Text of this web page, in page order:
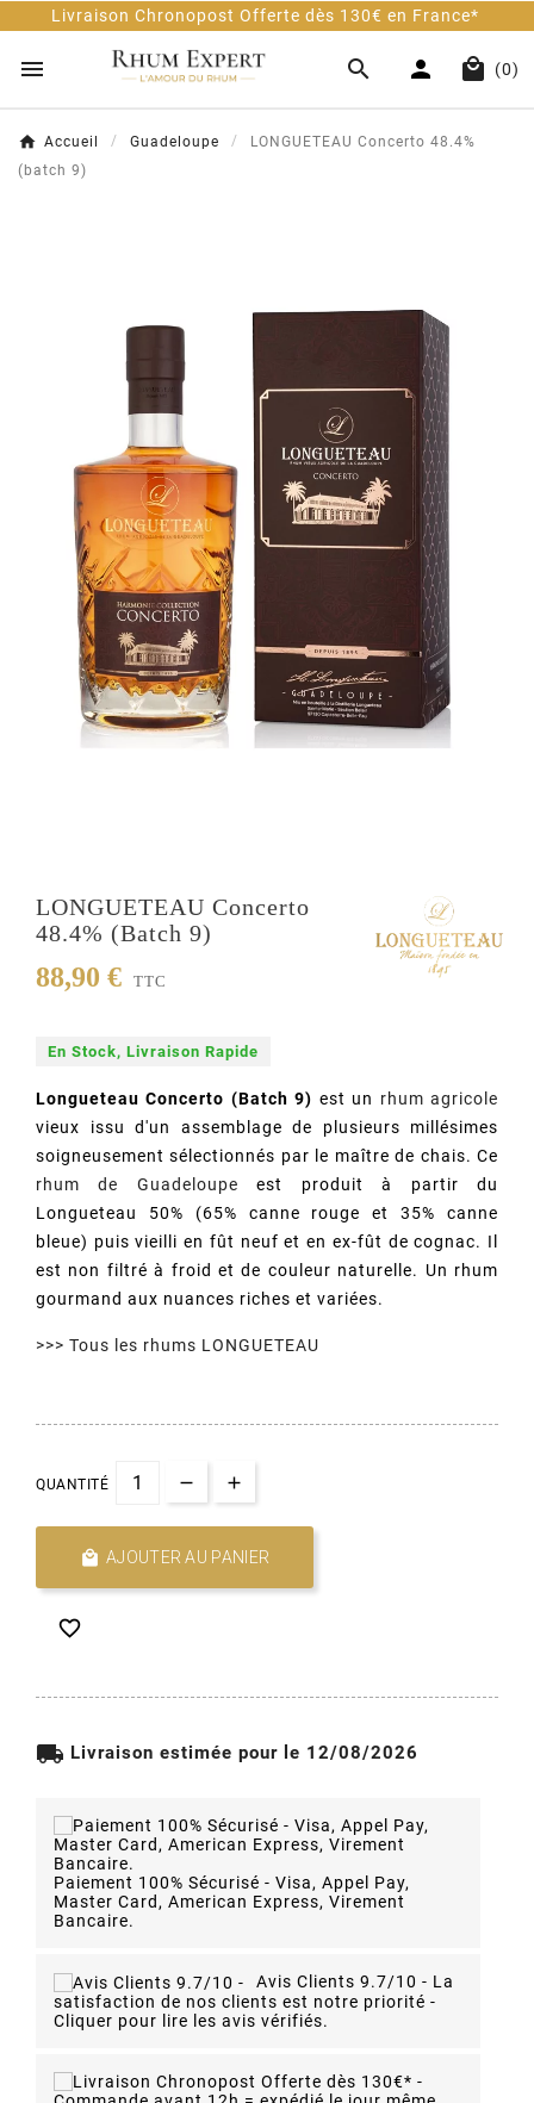
Chronopost Offerte dès 130€ en France*
    (0)
Accueil Guadeloupe
LONGUETEAU Concerto 48.4%
(batch 9)
LONGUETEAU Concerto
48.4% (batch 9)
88,90 € TTC
En Stock, Livraison Rapide
Longueteau Concerto (Batch 9) est un rhum agricole
vieux issu d'un assemblage de plusieurs millésimes
soigneusement sélectionnés par le maître de chais. Ce
rhum de Guadeloupe est produit à partir du
Longueteau 50% (65% canne rouge et 35% canne
bleue) puis vieilli en fût neuf et en ex-fût de cognac. Il
est non filtré à froid et de couleur naturelle. Un rhum
gourmand aux nuances riches et variées.
>>> Tous les rhums LONGUETEAU
QUANTITÉ
 AJOUTER AU PANIER

local_shipping Livraison estimée pour le 12/08/2026
Paiement 100% Sécurisé - Visa, Appel Pay,
Master Card, American Express, Virement
Bancaire.
Avis Clients 9.7/10 - La
satisfaction de nos clients est notre priorité -
Cliquer pour lire les avis vérifiés.